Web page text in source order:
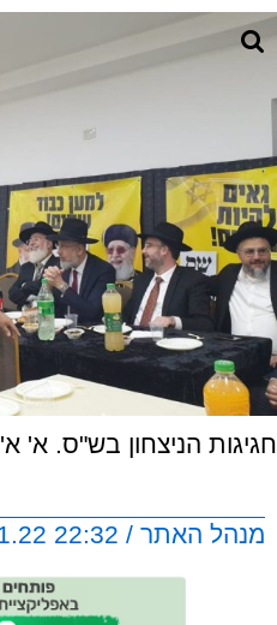
חגיגות הניצחון בש"ס. א' א'
מנהל האתר / 22:32 05.11.22